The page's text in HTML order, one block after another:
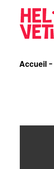
Accueil